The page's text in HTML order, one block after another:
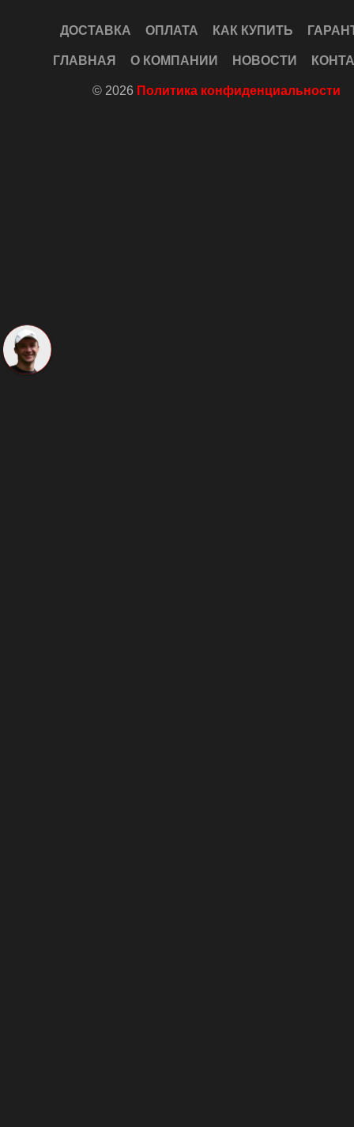
ДОСТАВКА ОПЛАТА КАК КУПИТЬ
ГЛАВНАЯ О КОМПАНИИ НОВОСТИ
© 2026 Политика конфиденциальности